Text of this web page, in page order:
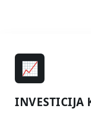
📈
INVESTICIJA